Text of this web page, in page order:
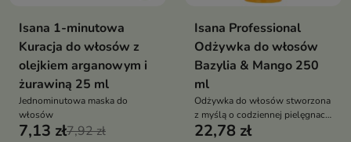
Isana 1-minutowa
Kuracja do włosów z
olejkiem arganowym i
żurawiną 25 ml
Jednominutowa maska do
włosów
7,13 zł7,92 zł
Isana Professional
Odżywka do włosów
Bazylia & Mango 250
ml
Odżywka do włosów stworzona
z myślą o codziennej pielęgnacji
włosów potrzebujących
22,78 zł